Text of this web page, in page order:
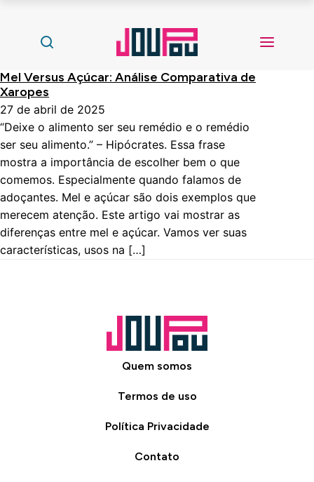
Mel Versus Açúcar: Análise Comparativa de
Xaropes
27 de abril de 2025
“Deixe o alimento ser seu remédio e o remédio
ser seu alimento.” – Hipócrates. Essa frase
mostra a importância de escolher bem o que
comemos. Especialmente quando falamos de
adoçantes. Mel e açúcar são dois exemplos que
merecem atenção. Este artigo vai mostrar as
diferenças entre mel e açúcar. Vamos ver suas
características, usos na […]
Quem somos
Termos de uso
Política Privacidade
Contato